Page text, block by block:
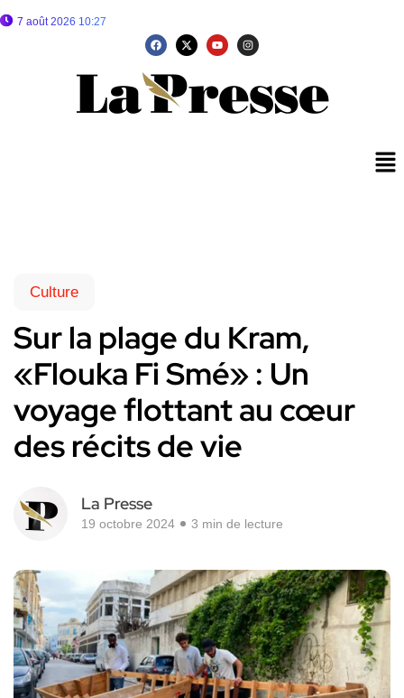
7 août 2026 10:27
Culture
Sur la plage du Kram,
«Flouka Fi Smé» : Un
voyage flottant au cœur
des récits de vie
La Presse
19 octobre 2024 3 min de lecture